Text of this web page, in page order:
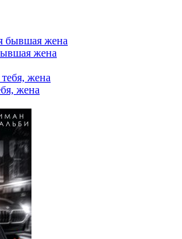
жена
жена